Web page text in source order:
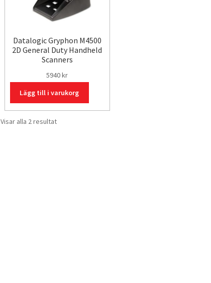
Datalogic Gryphon M4500
2D General Duty Handheld
Scanners
5940kr
Lägg till i varukorg
Visar alla 2 resultatSortera